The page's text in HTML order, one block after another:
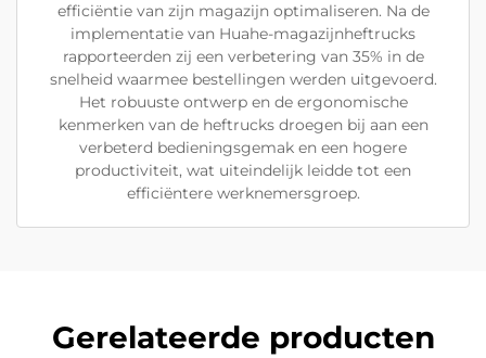
efficiëntie van zijn magazijn optimaliseren. Na de
implementatie van Huahe-magazijnheftrucks
rapporteerden zij een verbetering van 35% in de
snelheid waarmee bestellingen werden uitgevoerd.
Het robuuste ontwerp en de ergonomische
kenmerken van de heftrucks droegen bij aan een
verbeterd bedieningsgemak en een hogere
productiviteit, wat uiteindelijk leidde tot een
efficiëntere werknemersgroep.
Gerelateerde producten